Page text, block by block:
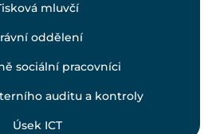
mluvčí
oddělení
sociální pracovníci
auditu a kontroly
Úsek ICT